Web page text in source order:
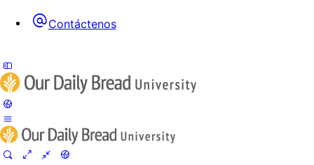
Contáctenos
Side
Panel